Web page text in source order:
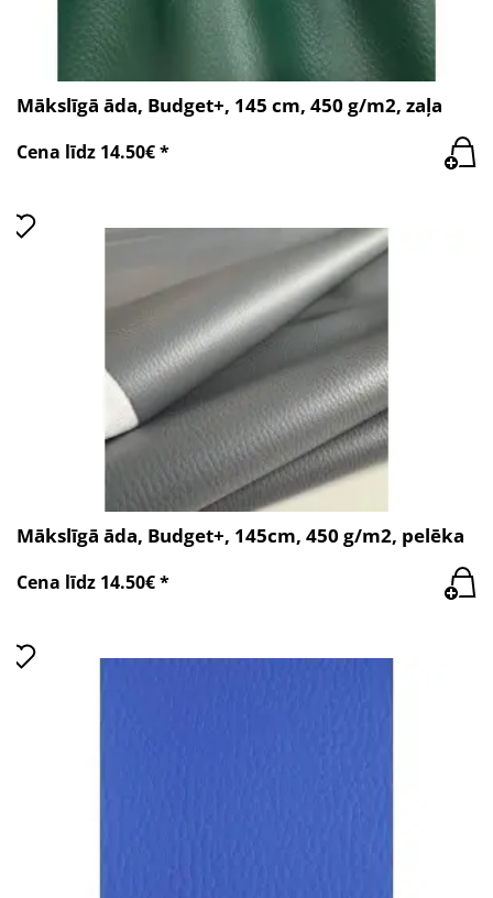
Mākslīgā āda, Budget+, 145 cm, 450 g/m2, zaļa
Cena līdz 14.50€ *
Mākslīgā āda, Budget+, 145cm, 450 g/m2, pelēka
Cena līdz 14.50€ *